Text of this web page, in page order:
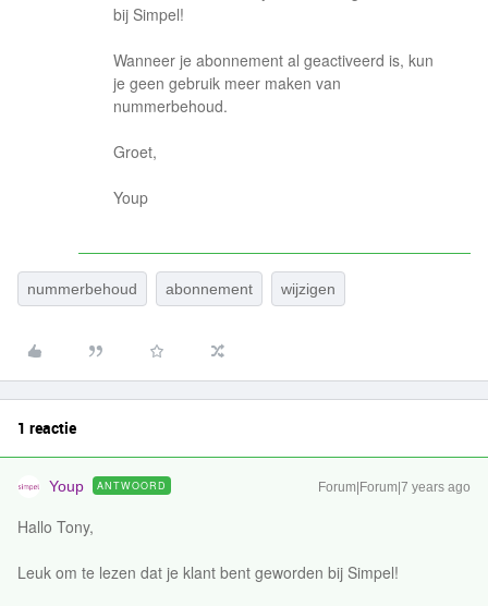
bij Simpel!
Wanneer je abonnement al geactiveerd is, kun
je geen gebruik meer maken van
nummerbehoud.
Groet,
Youp
nummerbehoud abonnement wijzigen
1 reactie
Youp ANTWOORD Forum|Forum|7 years ago
Hallo Tony,
Leuk om te lezen dat je klant bent geworden bij Simpel!